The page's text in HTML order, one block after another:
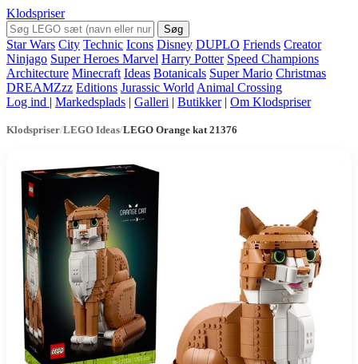
Klodspriser
Søg
Star Wars City Technic Icons Disney DUPLO Friends Creator
Ninjago Super Heroes Marvel Harry Potter Speed Champions
Architecture Minecraft Ideas Botanicals Super Mario Christmas
DREAMZzz Editions Jurassic World Animal Crossing
Log ind | Markedsplads | Galleri | Butikker | Om Klodspriser
Klodspriser/LEGO Ideas/LEGO Orange kat 21376